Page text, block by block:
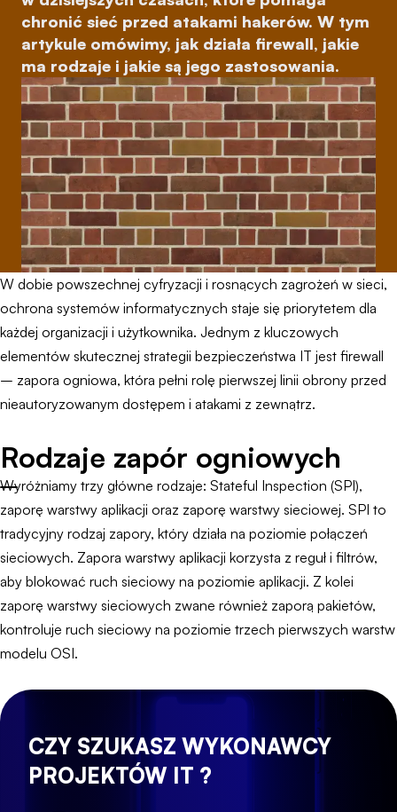
chronić sieć przed atakami hakerów. W tym
artykule omówimy, jak działa firewall, jakie
ma rodzaje i jakie są jego zastosowania.
W dobie powszechnej cyfryzacji i rosnących zagrożeń w sieci,
ochrona systemów informatycznych staje się priorytetem dla
każdej organizacji i użytkownika. Jednym z kluczowych
elementów skutecznej strategii bezpieczeństwa IT jest firewall
– zapora ogniowa, która pełni rolę pierwszej linii obrony przed
nieautoryzowanym dostępem i atakami z zewnątrz.
Rodzaje zapór ogniowych
Wyróżniamy trzy główne rodzaje: Stateful Inspection (SPI),
zaporę warstwy aplikacji oraz zaporę warstwy sieciowej. SPI to
tradycyjny rodzaj zapory, który działa na poziomie połączeń
sieciowych. Zapora warstwy aplikacji korzysta z reguł i filtrów,
aby blokować ruch sieciowy na poziomie aplikacji. Z kolei
zaporę warstwy sieciowych zwane również zaporą pakietów,
kontroluje ruch sieciowy na poziomie trzech pierwszych warstw
modelu OSI.
CZY SZUKASZ WYKONAWCY
PROJEKTÓW IT ?